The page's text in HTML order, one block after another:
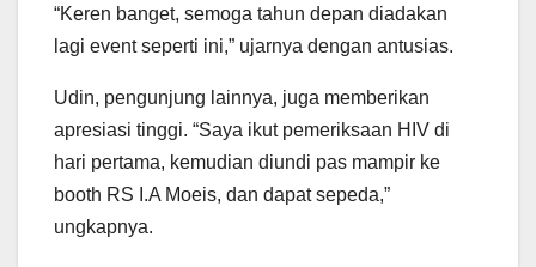
“Keren banget, semoga tahun depan diadakan
lagi event seperti ini,” ujarnya dengan antusias.
Udin, pengunjung lainnya, juga memberikan
apresiasi tinggi. “Saya ikut pemeriksaan HIV di
hari pertama, kemudian diundi pas mampir ke
booth RS I.A Moeis, dan dapat sepeda,”
ungkapnya.